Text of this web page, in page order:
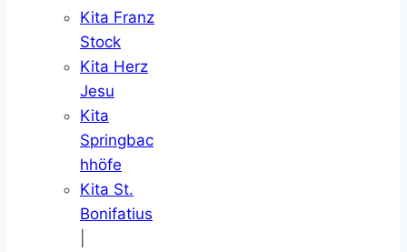
Kita Franz
Stock
Kita Herz
Jesu
Kita
Springbac
hhöfe
Kita St.
Bonifatius